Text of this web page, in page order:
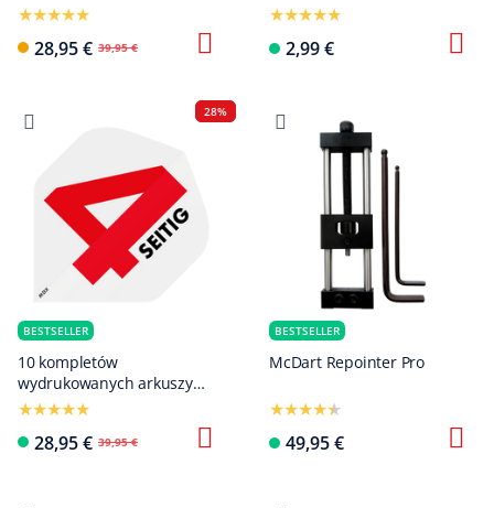
28,95 € 39,95 € 2,99 €
28%
BESTSELLER
10 kompletów
wydrukowanych arkuszy
lotu, 4-stronnych – nadruk
28,95 € 39,95 €
BESTSELLER
McDart Repointer Pro
49,95 €